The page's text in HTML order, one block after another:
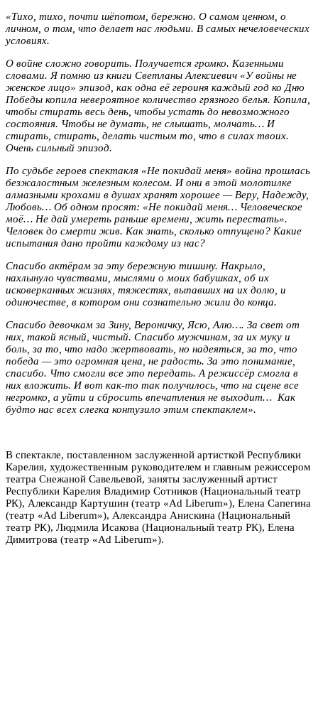
«Тихо, тихо, почти шёпотом, бережно. О самом ценном, о
личном, о том, что делает нас людьми. В самых нечеловеческих
условиях.
О войне сложно говорить. Получается громко. Казенными
словами. Я помню из книги Светланы Алексиевич «У войны не
женское лицо» эпизод, как одна её героиня каждый год ко Дню
Победы копила невероятное количество грязного белья. Копила,
чтобы стирать весь день, чтобы устать до невозможного
состояния. Чтобы не думать, не слышать, молчать… И
стирать, стирать, делать чистым то, что в силах твоих.
Очень сильный эпизод.
По судьбе героев спектакля «Не покидай меня» война прошлась
безжалостным железным колесом. И они в этой молотилке
алмазными крохами в душах хранят хорошее — Веру, Надежду,
Любовь… Об одном просят: «Не покидай меня… Человеческое
моё… Не дай умереть раньше времени, жить перестать».
Человек до смерти жив. Как знать, сколько отпущено? Какие
испытания дано пройти каждому из нас?
Спасибо актёрам за эту бережную тишину. Накрыло,
нахлынуло чувствами, мыслями о моих бабушках, об их
исковерканных жизнях, тяжестях, выпавших на их долю, и
одиночестве, в котором они сознательно жили до конца.
Спасибо девочкам за Зину, Вероничку, Ясю, Алю…. За свет от
них, такой ясный, чистый. Спасибо мужчинам, за их муку и
боль, за то, что надо жертвовать, но надеяться, за то, что
победа — это огромная цена, не радость. За это понимание,
спасибо. Что смогли все это передать. А режиссёр смогла в
них вложить. И вот как-то так получилось, что на сцене все
негромко, а уйти и сбросить впечатления не выходит… Как
будто нас всех слегка контузило этим спектаклем».
В спектакле, поставленном заслуженной артисткой Республики
Карелия, художественным руководителем и главным режиссером
театра Снежаной Савельевой, заняты заслуженный артист
Республики Карелия Владимир Сотников (Национальный театр
РК), Александр Картушин (театр «Ad Liberum»), Елена Сапегина
(театр «Ad Liberum»), Александра Анискина (Национальный
театр РК), Людмила Исакова (Национальный театр РК), Елена
Димитрова (театр «Ad Liberum»).